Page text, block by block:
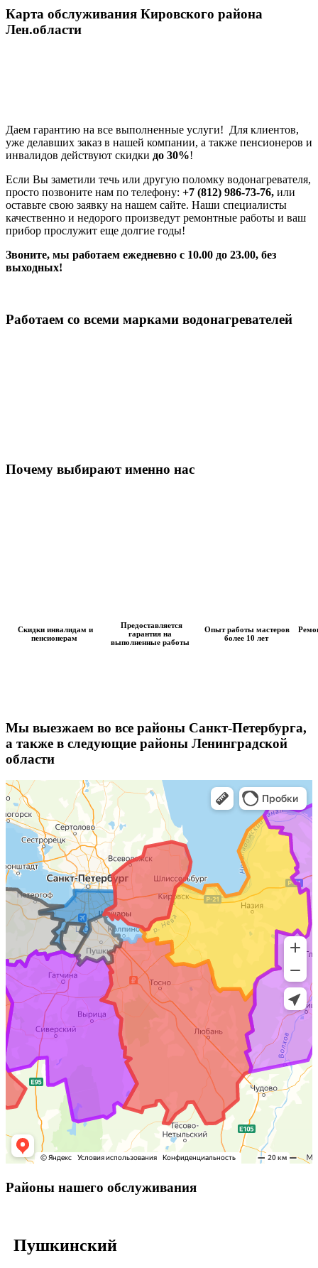
Карта обслуживания Кировского района
Лен.области
Даем гарантию на все выполненные услуги! Для клиентов,
уже делавших заказ в нашей компании, а также пенсионеров и
инвалидов действуют скидки до 30%!
Если Вы заметили течь или другую поломку водонагревателя,
просто позвоните нам по телефону: +7 (812) 986-73-76, или
оставьте свою заявку на нашем сайте. Наши специалисты
качественно и недорого произведут ремонтные работы и ваш
прибор прослужит еще долгие годы!
Звоните, мы работаем ежедневно с 10.00 до 23.00, без
выходных!
Работаем со всеми марками водонагревателей
Почему выбирают именно нас
Скидки инвалидам и
пенсионерам
Предоставляется
гарантия на
выполненные работы
Опыт работы мастеров
более 10 лет
Мы выезжаем во все районы Санкт-Петербурга,
а также в следующие районы Ленинградской
области
Районы нашего обслуживания
Пушкинский